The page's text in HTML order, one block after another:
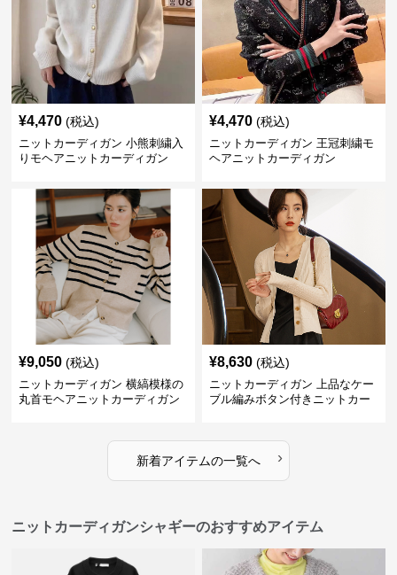
¥4,470 (税込)
ニットカーディガン 小熊刺繍入
りモヘアニットカーディガン
¥4,470 (税込)
ニットカーディガン 王冠刺繍モ
ヘアニットカーディガン
¥9,050 (税込)
ニットカーディガン 横縞模様の
丸首モヘアニットカーディガン
¥8,630 (税込)
ニットカーディガン 上品なケー
ブル編みボタン付きニットカー
新着アイテムの一覧へ ›
ニットカーディガンシャギーのおすすめアイテム